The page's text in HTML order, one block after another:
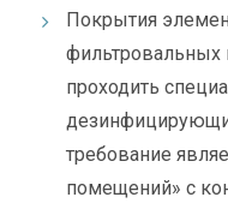
Покрытия
проходить
требование
помещений» с